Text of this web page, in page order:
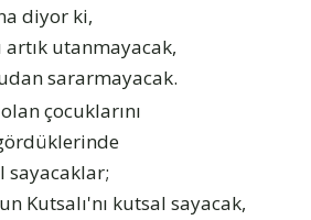
diyor ki,
artık utanmayacak,
sararmayacak.
çocuklarını
sayacaklar;
Kutsalı'nı kutsal sayacak,